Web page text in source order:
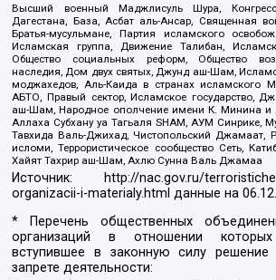
Высший военный Маджлисуль Шура,
Дагестана, База, Асбат аль-Ансар, Священная
Братья-мусульмане, Партия исламского
Исламская группа, Движение Талибан,
Общество социальных реформ, Общество
наследия, Дом двух святых, Джунд аш-Шам,
моджахедов, Аль-Каида в странах исламского
АБТО, Правый сектор, Исламское государство,
аш-Шам, Народное ополчение имени К. Минина и
Аллаха Субхану уа Тагьаля SHAM, АУМ Синрике,
Тавхида Валь-Джихад, Чистопольский Джамаат,
исломи, Террористическое сообщество Сеть,
Хайят Тахрир аш-Шам, Ахлю Сунна Валь Джамаа
Источник:
http://nac.gov.ru/
organizacii-i-materialy.html данные на
* Перечень общественных
организаций в отношении
вступившее в законную силу
запрете деятельности: